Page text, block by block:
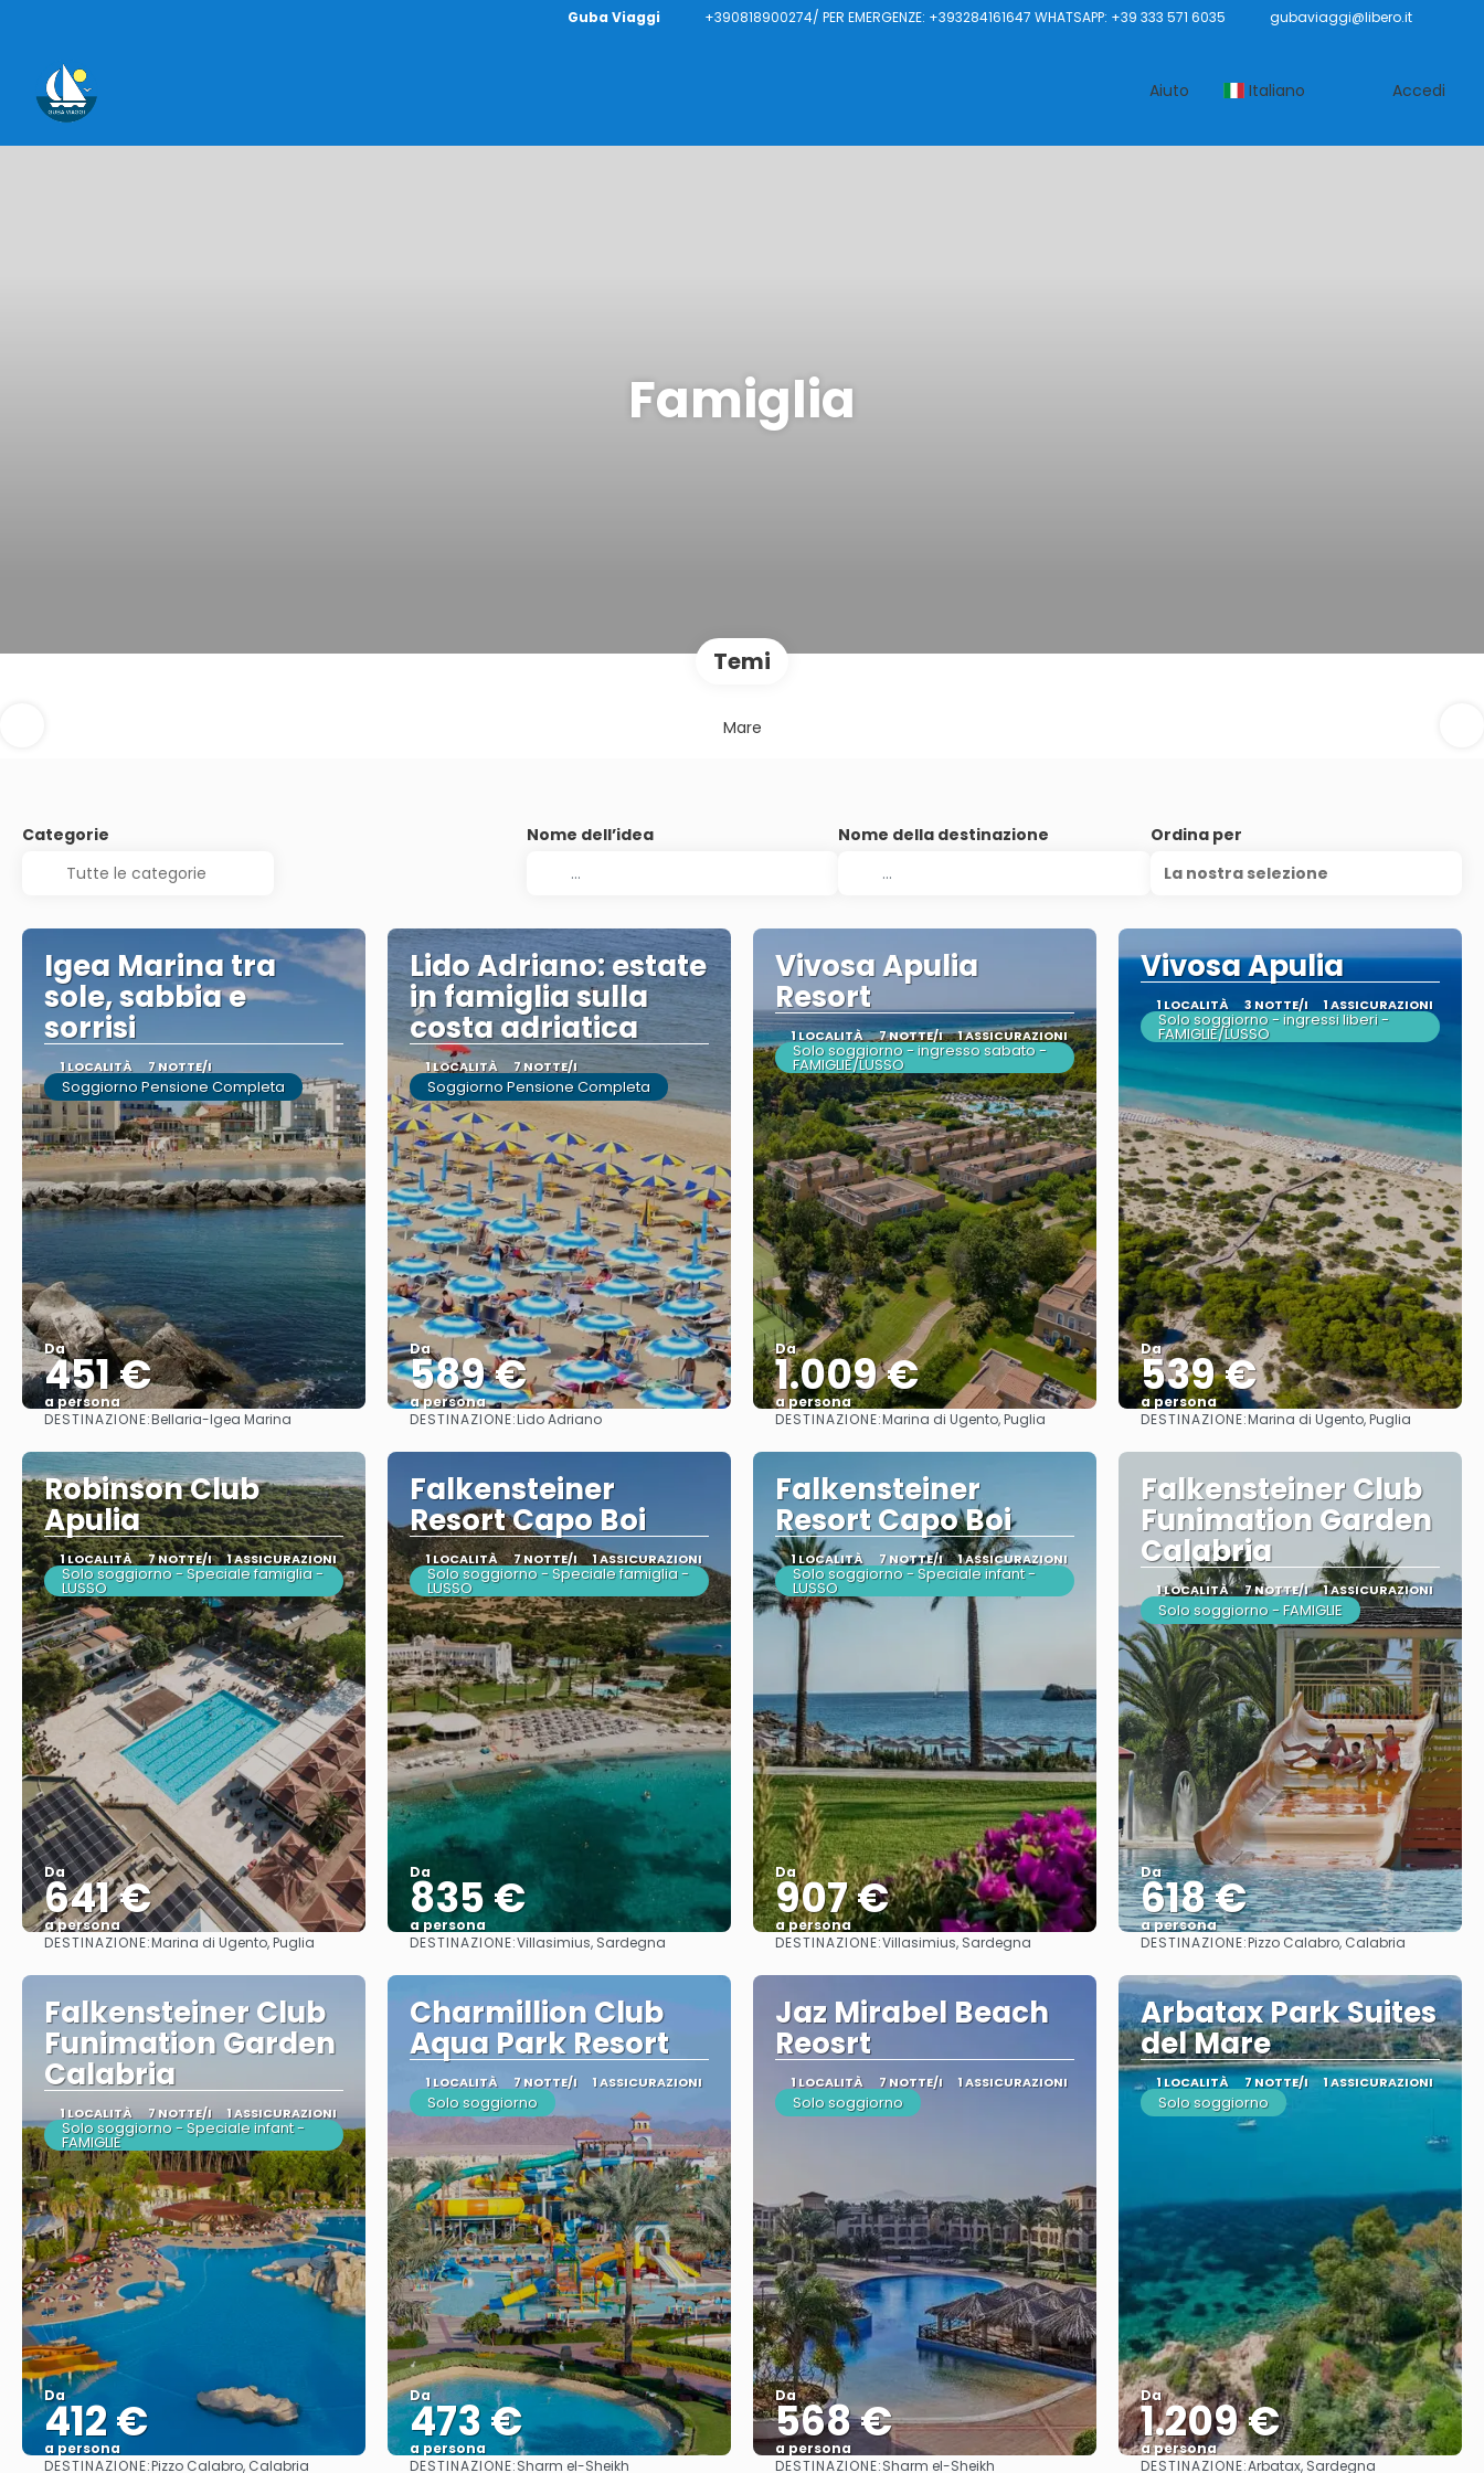
Guba Viaggi +390818900274/ PER EMERGENZE: +393284161647 WHATSAPP: +39 333 571 6035 gubaviaggi@libero.it
Aiuto Italiano Accedi
Famiglia
Temi
Mare
Categorie Nome dell’idea Nome della destinazione
Ordina per
La nostra selezione
Igea Marina tra
sole, sabbia e
sorrisi
1 LOCALITÀ 7 NOTTE/I
Soggiorno Pensione Completa
Da
451 €
a persona
Vedere
DESTINAZIONE:Bellaria-Igea Marina
Lido Adriano: estate
in famiglia sulla
costa adriatica
1 LOCALITÀ 7 NOTTE/I
Soggiorno Pensione Completa
Da
589 €
a persona
Vedere
DESTINAZIONE:Lido Adriano
Vivosa Apulia
Resort
1 LOCALITÀ 7 NOTTE/I 1 ASSICURAZIONI
Solo soggiorno - ingresso sabato -
FAMIGLIE/LUSSO
Da
1.009 €
a persona
Vedere
DESTINAZIONE:Marina di Ugento, Puglia
Vivosa Apulia
1 LOCALITÀ 3 NOTTE/I 1 ASSICURAZIONI
Solo soggiorno - ingressi liberi -
FAMIGLIE/LUSSO
Da
539 €
a persona
Vedere
DESTINAZIONE:Marina di Ugento, Puglia
Robinson Club
Apulia
1 LOCALITÀ 7 NOTTE/I 1 ASSICURAZIONI
Solo soggiorno - Speciale famiglia -
LUSSO
Da
641 €
a persona
Vedere
DESTINAZIONE:Marina di Ugento, Puglia
Falkensteiner
Resort Capo Boi
1 LOCALITÀ 7 NOTTE/I 1 ASSICURAZIONI
Solo soggiorno - Speciale famiglia -
LUSSO
Da
835 €
a persona
Vedere
DESTINAZIONE:Villasimius, Sardegna
Falkensteiner
Resort Capo Boi
1 LOCALITÀ 7 NOTTE/I 1 ASSICURAZIONI
Solo soggiorno - Speciale infant -
LUSSO
Da
907 €
a persona
Vedere
DESTINAZIONE:Villasimius, Sardegna
Falkensteiner Club
Funimation Garden
Calabria
1 LOCALITÀ 7 NOTTE/I 1 ASSICURAZIONI
Solo soggiorno - FAMIGLIE
Da
618 €
a persona
Vedere
DESTINAZIONE:Pizzo Calabro, Calabria
Falkensteiner Club
Funimation Garden
Calabria
1 LOCALITÀ 7 NOTTE/I 1 ASSICURAZIONI
Solo soggiorno - Speciale infant -
FAMIGLIE
Da
412 €
a persona
DESTINAZIONE:Pizzo Calabro, Calabria
Charmillion Club
Aqua Park Resort
1 LOCALITÀ 7 NOTTE/I 1 ASSICURAZIONI
Solo soggiorno
Da
473 €
a persona
DESTINAZIONE:Sharm el-Sheikh
Jaz Mirabel Beach
Reosrt
1 LOCALITÀ 7 NOTTE/I 1 ASSICURAZIONI
Solo soggiorno
Da
568 €
a persona
DESTINAZIONE:Sharm el-Sheikh
Arbatax Park Suites
del Mare
1 LOCALITÀ 7 NOTTE/I 1 ASSICURAZIONI
Solo soggiorno
Da
1.209 €
a persona
DESTINAZIONE:Arbatax, Sardegna